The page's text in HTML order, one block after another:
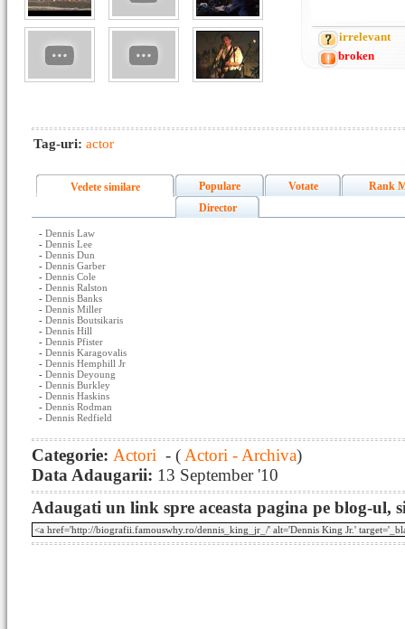
irrelevant
broken
Tag-uri: actor
Vedete similare Populare Votate
Rank
Director
- Dennis Law
- Dennis Lee
- Dennis Dun
- Dennis Garber
- Dennis Cole
- Dennis Ralston
- Dennis Banks
- Dennis Miller
- Dennis Boutsikaris
- Dennis Hill
- Dennis Pfister
- Dennis Karagovalis
- Dennis Hemphill Jr
- Dennis Deyoung
- Dennis Burkley
- Dennis Haskins
- Dennis Rodman
- Dennis Redfield
Categorie: Actori - ( Actori - Archiva)
Data Adaugarii: 13 September '10
Adaugati un link spre aceasta pagina pe blog-ul,